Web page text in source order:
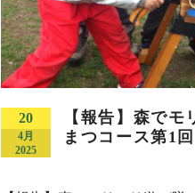
20
4月
2025
【報告】森でモ
まつコース第1